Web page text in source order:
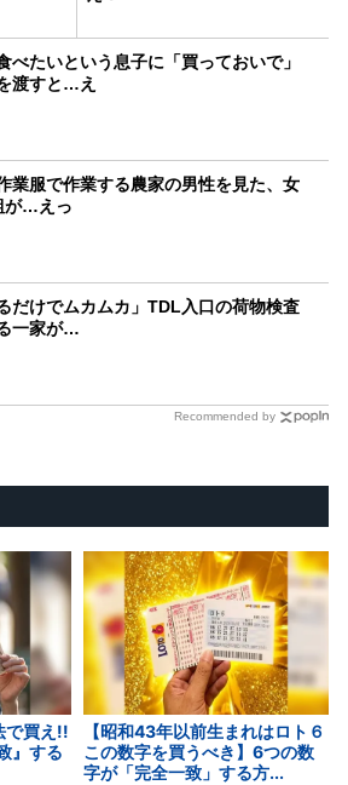
べたいという息子に「買っておいで」
渡すと…え
業服で作業する農家の男性を見た、女
が…えっ
だけでムカムカ」TDL入口の荷物検査
一家が…
Recommended by
で買え!!
』する
【昭和43年以前生まれはロト６
この数字を買うべき】6つの数
字が「完全一致」する方...